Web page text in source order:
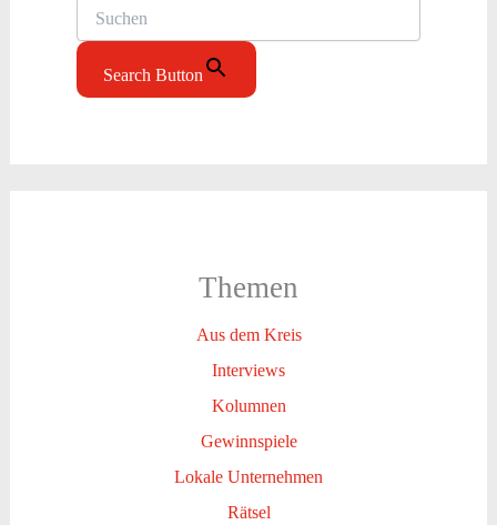
Search Button
Themen
Aus dem Kreis
Interviews
Kolumnen
Gewinnspiele
Lokale Unternehmen
Rätsel